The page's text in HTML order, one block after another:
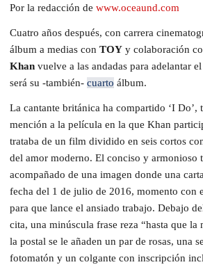
Por la redacción de www.oceaund.com
Cuatro años después, con carrera
álbum a medias con TOY y colaboración
Khan vuelve a las andadas para adelantar el
será su -también- cuarto álbum.
La cantante británica ha compartido ‘I Do’,
mención a la película en la que Khan
trataba de un film dividido en seis cortos
del amor moderno. El conciso y armonioso
acompañado de una imagen donde una
fecha del 1 de julio de 2016, momento con
para que lance el ansiado trabajo. Debajo
cita, una minúscula frase reza “hasta que la
la postal se le añaden un par de rosas, una
fotomatón y un colgante con inscripción